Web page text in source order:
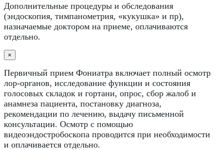
Дополнительные процедуры и обследования
(эндоскопия, тимпанометрия, «кукушка» и пр),
назначаемые доктором на приеме, оплачиваются
отдельно.
×
Первичный прием Фониатра включает полный осмотр
лор-органов, исследование функции и состояния
голосовых складок и гортани, опрос, сбор жалоб и
анамнеза пациента, постановку диагноза,
рекомендации по лечению, выдачу письменной
консультации. Осмотр с помощью
видеоэндостробоскопа проводится при необходимости
и оплачивается отдельно.